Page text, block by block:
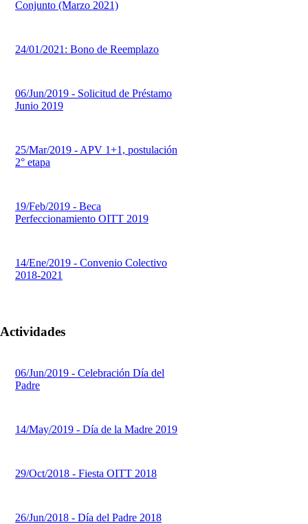
Conjunto (Marzo 2021)
24/01/2021: Bono de Reemplazo
06/Jun/2019 - Solicitud de Préstamo
Junio 2019
25/Mar/2019 - APV 1+1, postulación
2° etapa
19/Feb/2019 - Beca
Perfeccionamiento OITT 2019
14/Ene/2019 - Convenio Colectivo
2018-2021
Actividades
06/Jun/2019 - Celebración Día del
Padre
14/May/2019 - Día de la Madre 2019
29/Oct/2018 - Fiesta OITT 2018
26/Jun/2018 - Día del Padre 2018